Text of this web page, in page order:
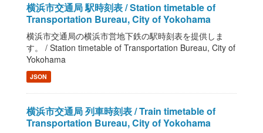
横浜市交通局 駅時刻表 / Station timetable of
Transportation Bureau, City of Yokohama
横浜市交通局の横浜市営地下鉄の駅時刻表を提供しま
す。 / Station timetable of Transportation Bureau, City of
Yokohama
JSON
横浜市交通局 列車時刻表 / Train timetable of
Transportation Bureau, City of Yokohama